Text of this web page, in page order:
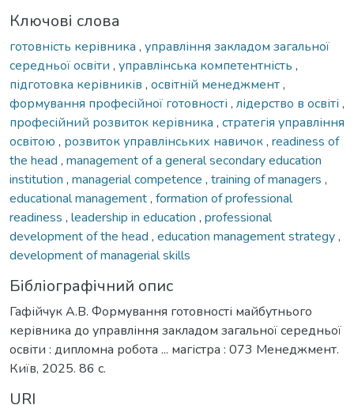
Ключові слова
готовність керівника , управління закладом загальної
середньої освіти , управлінська компетентність ,
підготовка керівників , освітній менеджмент,
формування професійної готовності , лідерство в освіті ,
професійний розвиток керівника , стратегія управління
освітою , розвиток управлінських навичок, readiness of
the head , management of a general secondary education
institution , managerial competence , training of managers ,
educational management, formation of professional
readiness , leadership in education , professional
development of the head , education management strategy,
development of managerial skills
Бібліографічний опис
Гафійчук А.В. Формування готовності майбутнього
керівника до управління закладом загальної середньої
освіти : дипломна робота ... магістра : 073 Менеджмент.
Київ, 2025. 86 с.
URI